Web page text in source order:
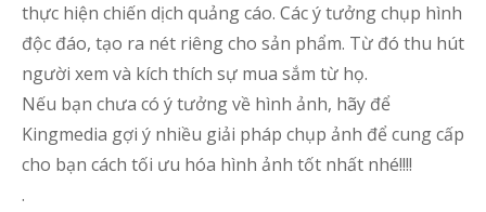
thực hiện chiến dịch quảng cáo. Các ý tưởng chụp hình
độc đáo, tạo ra nét riêng cho sản phẩm. Từ đó thu hút
người xem và kích thích sự mua sắm từ họ.
Nếu bạn chưa có ý tưởng về hình ảnh, hãy để
Kingmedia gợi ý nhiều giải pháp chụp ảnh để cung cấp
cho bạn cách tối ưu hóa hình ảnh tốt nhất nhé!!!!
.